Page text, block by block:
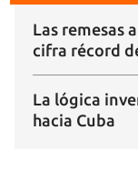
Las remesas
cifra récord
La lógica
hacia Cuba